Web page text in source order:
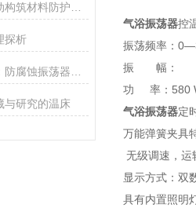
探析
与研究的温床
气浴振荡器控
振荡频率：
振 幅：
功 率：580
气浴振荡器定
万能弹簧夹具
无级调速，运
显示方式：双
具有内置照明